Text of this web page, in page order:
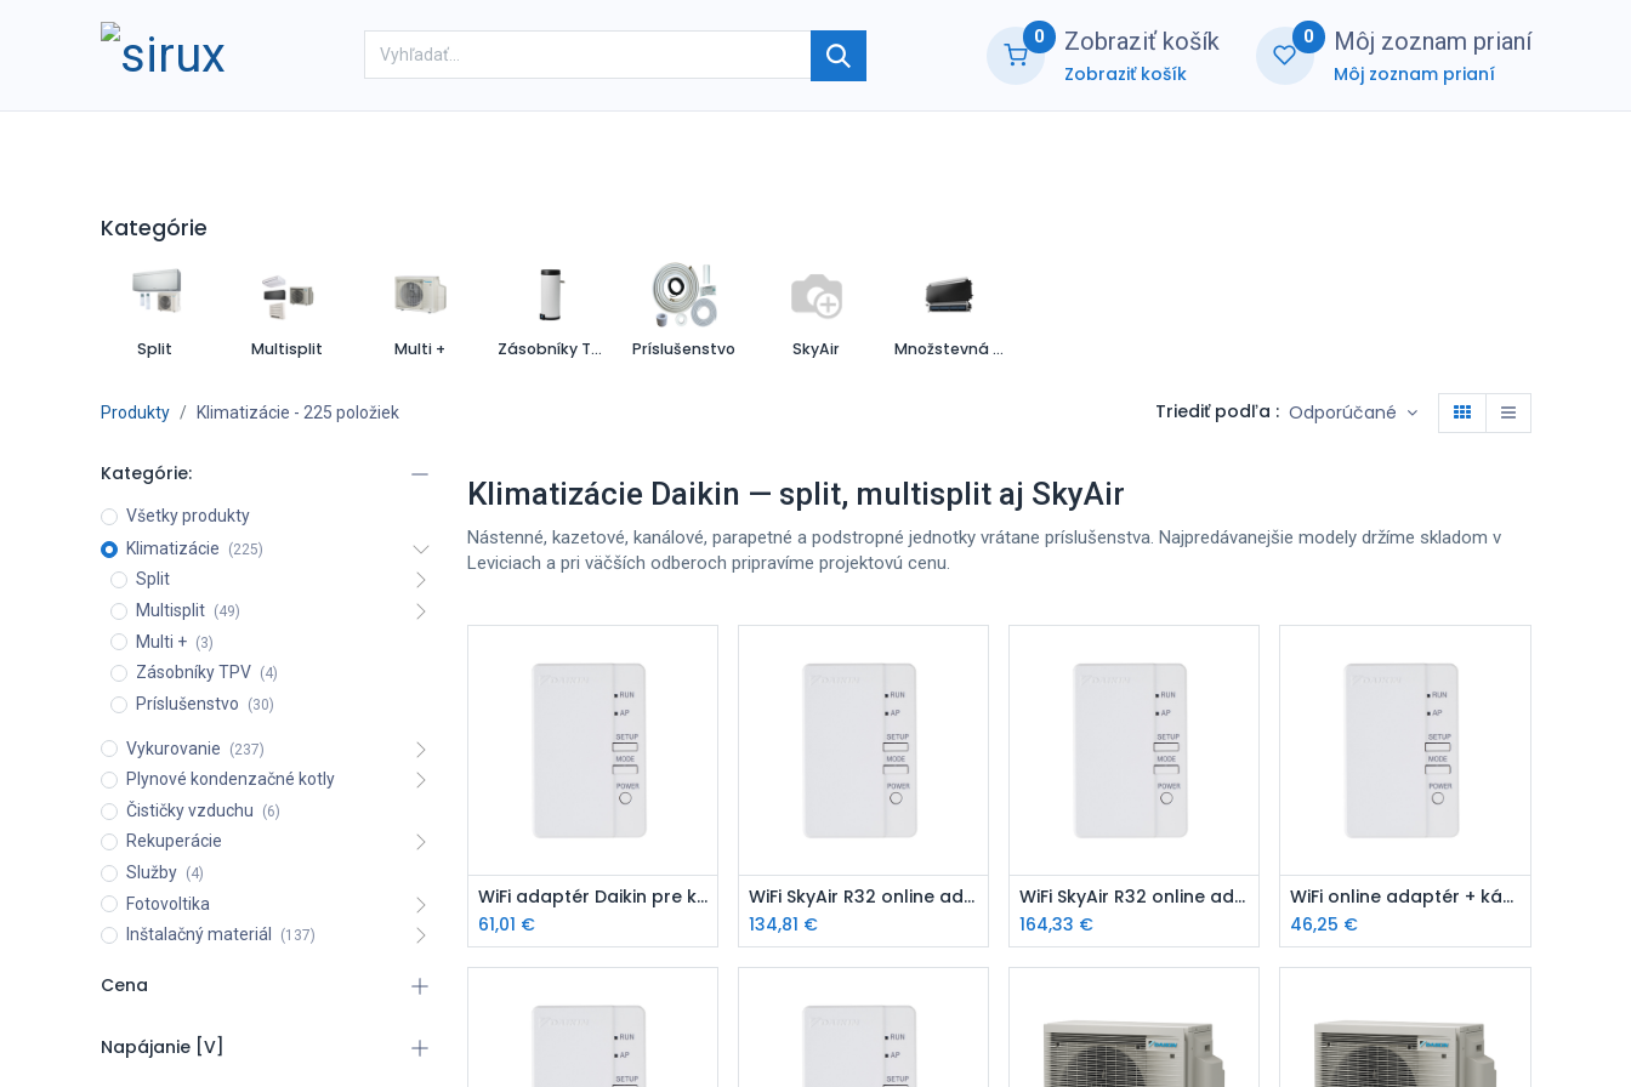
0 Zobraziť košík
Zobraziť košík
0 Môj zoznam prianí
Môj zoznam prianí
Kategórie
Split Multisplit Multi + Zásobníky TPV Príslušenstvo SkyAir Množstevná akcia
Produkty Klimatizácie - 225 položiek Triediť podľa : Odporúčané
Kategórie:
Všetky produkty
Klimatizácie
(225)
Split
Multisplit
(49)
Multi + (3)
Zásobníky TPV (4)
Príslušenstvo (30)
Vykurovanie (237)
Plynové kondenzačné kotly
Čističky vzduchu
(6)
Rekuperácie
Služby
(4)
Fotovoltika
Inštalačný materiál
(137)
Cena
Napájanie [V]
Klimatizácie Daikin — split, multisplit aj SkyAir
Nástenné, kazetové, kanálové, parapetné a podstropné jednotky vrátane príslušenstva. Najpredávanejšie modely držíme skladom v
Leviciach a pri väčších odberoch pripravíme projektovú cenu.
Pridať do košíka
WiFi adaptér Daikin pre klimatizáciu Daikin FTXF-E
61,01 €
Pridať do košíka
WiFi SkyAir R32 online adaptér
134,81 €
Pridať do košíka
WiFi SkyAir R32 online adaptér
164,33 €
Pridať do košíka
WiFi online adaptér + káblik 0,6m
46,25 €